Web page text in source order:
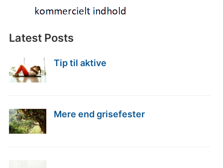
Latest Posts
Tip til aktive
Mere end grisefester